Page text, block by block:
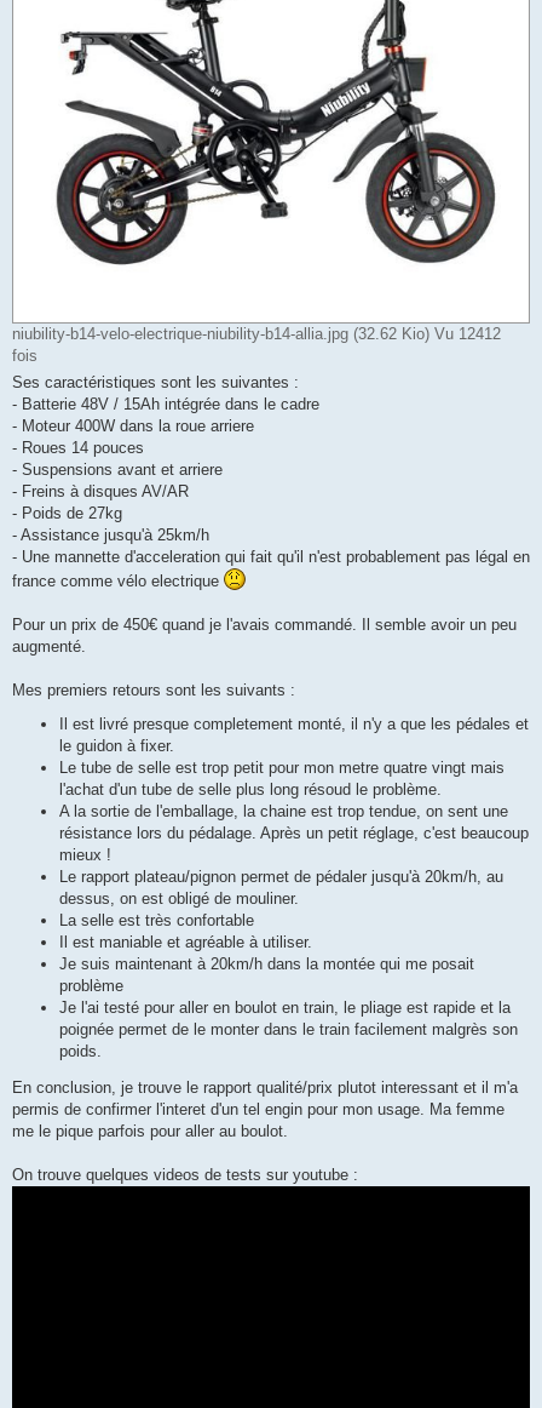
niubility-b14-velo-electrique-niubility-b14-allia.jpg (32.62 Kio) Vu 12412
fois
Ses caractéristiques sont les suivantes :
- Batterie 48V / 15Ah intégrée dans le cadre
- Moteur 400W dans la roue arriere
- Roues 14 pouces
- Suspensions avant et arriere
- Freins à disques AV/AR
- Poids de 27kg
- Assistance jusqu'à 25km/h
- Une mannette d'acceleration qui fait qu'il n'est probablement pas légal en
france comme vélo electrique
Pour un prix de 450€ quand je l'avais commandé. Il semble avoir un peu
augmenté.
Mes premiers retours sont les suivants :
Il est livré presque completement monté, il n'y a que les pédales et
le guidon à fixer.
Le tube de selle est trop petit pour mon metre quatre vingt mais
l'achat d'un tube de selle plus long résoud le problème.
A la sortie de l'emballage, la chaine est trop tendue, on sent une
résistance lors du pédalage. Après un petit réglage, c'est beaucoup
mieux !
Le rapport plateau/pignon permet de pédaler jusqu'à 20km/h, au
dessus, on est obligé de mouliner.
La selle est très confortable
Il est maniable et agréable à utiliser.
Je suis maintenant à 20km/h dans la montée qui me posait
problème
Je l'ai testé pour aller en boulot en train, le pliage est rapide et la
poignée permet de le monter dans le train facilement malgrès son
poids.
En conclusion, je trouve le rapport qualité/prix plutot interessant et il m'a
permis de confirmer l'interet d'un tel engin pour mon usage. Ma femme
me le pique parfois pour aller au boulot.
On trouve quelques videos de tests sur youtube :